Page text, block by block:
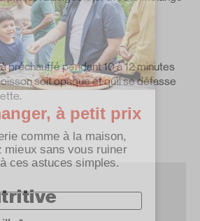
préchauffé pendant 10 à 12 minutes
soit opaque et qu’il se défasse